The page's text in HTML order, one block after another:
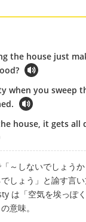
the house just
when you sweep
house, it gets all
しないでしょうか
しょう」と諭す言い
は「空気を埃っぽ
意味。